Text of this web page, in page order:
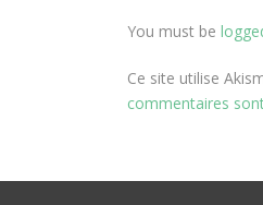
You must be
Ce site utilise
commentaires